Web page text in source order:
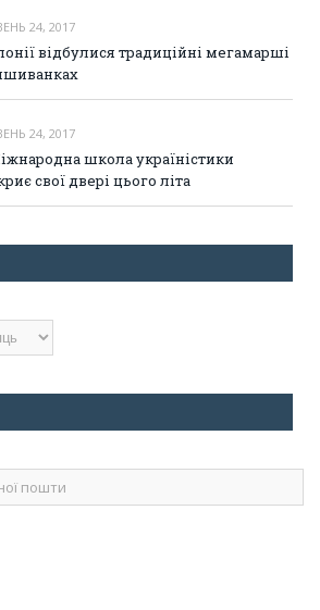
24, 2017
відбулися традиційні мегамарші
24, 2017
школа україністики
свої двері цього літа